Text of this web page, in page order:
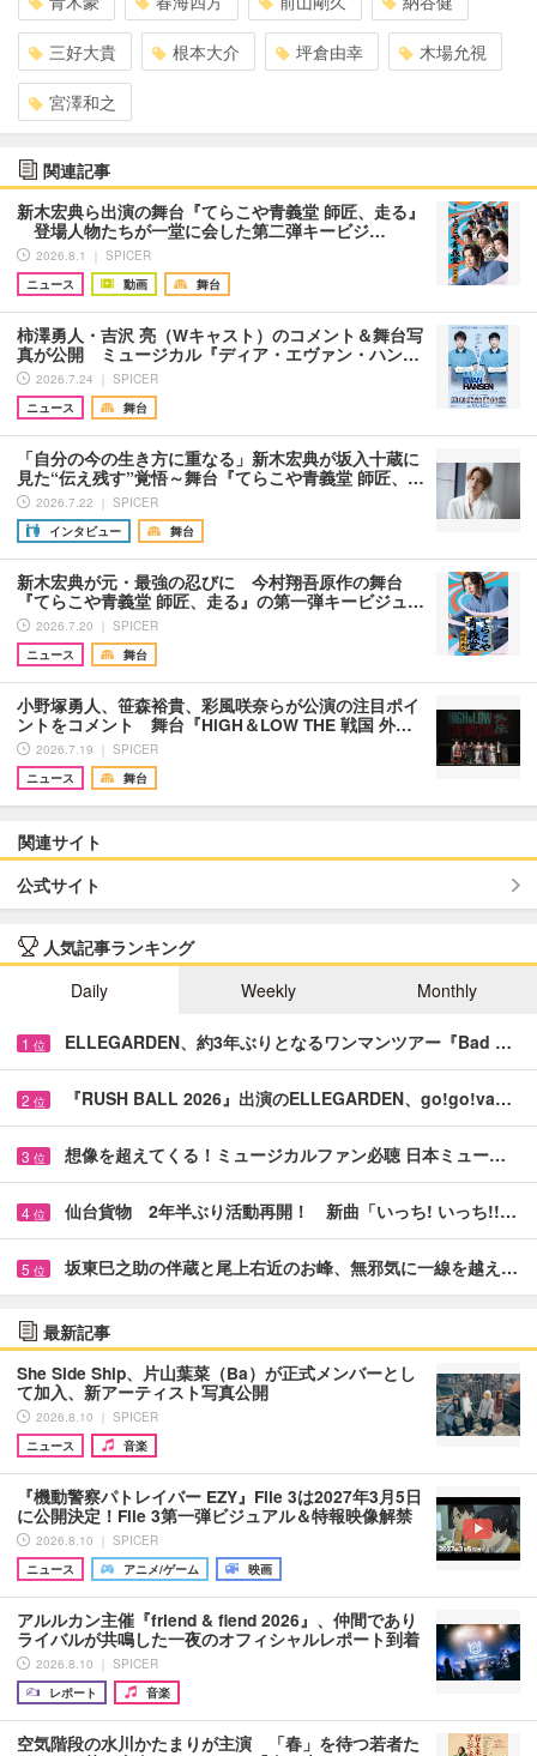
三好大貴 根本大介 坪倉由幸 木場允視
宮澤和之
関連記事
新木宏典ら出演の舞台『てらこや青義堂 師匠、走る』
登場人物たちが一堂に会した第二弾キービジ…
2026.8.1 ｜ SPICER
ニュース
動画 舞台
柿澤勇人・吉沢 亮（Wキャスト）のコメント＆舞台写
真が公開 ミュージカル『ディア・エヴァン・ハン…
2026.7.24 ｜ SPICER
ニュース
舞台
「自分の今の生き方に重なる」新木宏典が坂入十蔵に
見た“伝え残す”覚悟～舞台『てらこや青義堂 師匠、…
2026.7.22 ｜ SPICER
インタビュー
舞台
新木宏典が元・最強の忍びに 今村翔吾原作の舞台
『てらこや青義堂 師匠、走る』の第一弾キービジュ…
2026.7.20 ｜ SPICER
ニュース
舞台
小野塚勇人、笹森裕貴、彩風咲奈らが公演の注目ポイ
ントをコメント 舞台『HiGH＆LOW THE 戦国 外…
2026.7.19 ｜ SPICER
ニュース
舞台
関連サイト
公式サイト
人気記事ランキング
Daily
Weekly Monthly
1 位 ELLEGARDEN、約3年ぶりとなるワンマンツアー『Bad …
2 位 『RUSH BALL 2026』出演のELLEGARDEN、go!go!va…
3 位 想像を超えてくる！ミュージカルファン必聴 日本ミュー…
4 位 仙台貨物 2年半ぶり活動再開！ 新曲「いっち! いっち!!…
5 位 坂東巳之助の伴蔵と尾上右近のお峰、無邪気に一線を越え…
最新記事
She Side Ship、片山葉菜（Ba）が正式メンバーとし
て加入、新アーティスト写真公開
2026.8.10 ｜ SPICER
ニュース
音楽
『機動警察パトレイバー EZY』File 3は2027年3月5日
に公開決定！File 3第一弾ビジュアル＆特報映像解禁
2026.8.10 ｜ SPICER
ニュース
アニメ/ゲーム 映画
アルルカン主催『friend & fiend 2026』、仲間であり
ライバルが共鳴した一夜のオフィシャルレポート到着
2026.8.10 ｜ SPICER
レポート
音楽
空気階段の水川かたまりが主演 「春」を待つ若者た